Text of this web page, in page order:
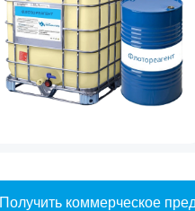
Получить коммерческое